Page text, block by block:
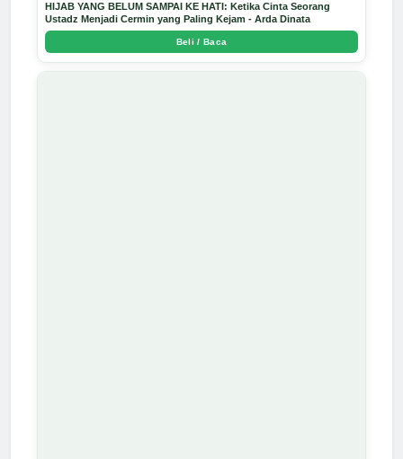
HIJAB YANG BELUM SAMPAI KE HATI: Ketika Cinta Seorang
Ustadz Menjadi Cermin yang Paling Kejam - Arda Dinata
Beli / Baca